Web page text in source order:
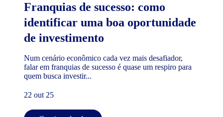
Franquias de sucesso: como
identificar uma boa oportunidade
de investimento
Num cenário econômico cada vez mais desafiador,
falar em franquias de sucesso é quase um respiro para
quem busca investir...
22 out 25